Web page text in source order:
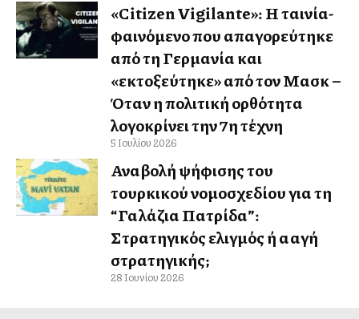
«Citizen Vigilante»: Η ταινία-
φαινόμενο που απαγορεύτηκε
από τη Γερμανία και
«εκτοξεύτηκε» από τον Μασκ –
Όταν η πολιτική ορθότητα
λογοκρίνει την 7η τέχνη
5 Ιουλίου 2026
Αναβολή ψήφισης του
τουρκικού νομοσχεδίου για τη
“Γαλάζια Πατρίδα”:
Στρατηγικός ελιγμός ή αλλαγή
στρατηγικής;
28 Ιουνίου 2026